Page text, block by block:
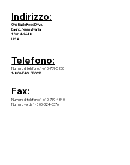
Indirizzo:
One Eagle Rock Drive.
Bagno, Pennsylvania
18014-9648
U.S.A.
Telefono:
Numero di telefono: 1-610-759-5200
1-800-EAGLEROCK
Fax:
Numero di telefono: 1-610-759-4340
Numero verde 1-800-324-5376